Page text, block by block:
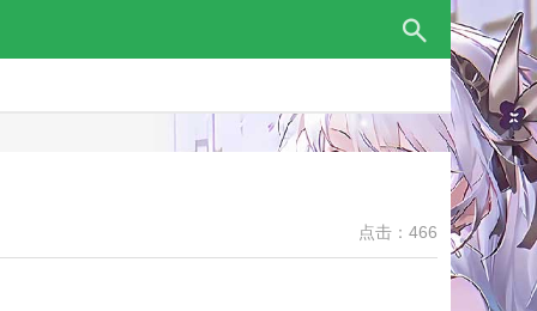
点击：466